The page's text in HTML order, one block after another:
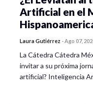
Artificial en el
Laura Gutiérrez -Ago 07,
La Cátedra Cátedra
invitar a su próxima
artificial? Inteligencia